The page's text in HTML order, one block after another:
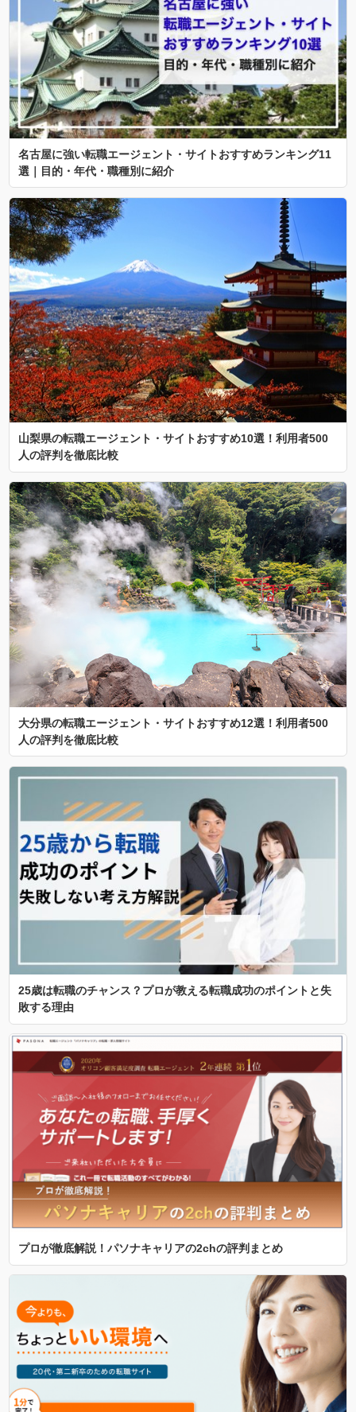
名古屋に強い転職エージェント・サイトおすすめランキング11
選｜目的・年代・職種別に紹介
山梨県の転職エージェント・サイトおすすめ10選！利用者500
人の評判を徹底比較
大分県の転職エージェント・サイトおすすめ12選！利用者500
人の評判を徹底比較
25歳は転職のチャンス？プロが教える転職成功のポイントと失
敗する理由
プロが徹底解説！パソナキャリアの2chの評判まとめ